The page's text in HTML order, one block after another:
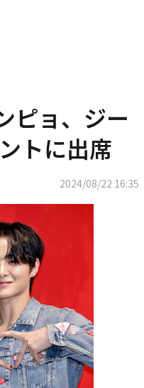
ピョ、ジー
トに出席
2024/08/22 16:35